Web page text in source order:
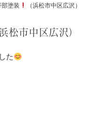
塗装 （浜松市中区広沢）
浜松市中区広沢）
た